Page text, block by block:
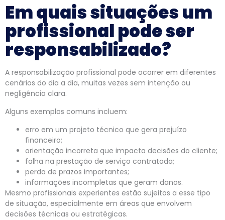
Em quais situações um
profissional pode ser
responsabilizado?
A responsabilização profissional pode ocorrer em diferentes
cenários do dia a dia, muitas vezes sem intenção ou
negligência clara.
Alguns exemplos comuns incluem:
erro em um projeto técnico que gera prejuízo
financeiro;
orientação incorreta que impacta decisões do cliente;
falha na prestação de serviço contratada;
perda de prazos importantes;
informações incompletas que geram danos.
Mesmo profissionais experientes estão sujeitos a esse tipo
de situação, especialmente em áreas que envolvem
decisões técnicas ou estratégicas.